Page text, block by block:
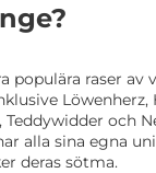
populära raser av
Löwenherz,
och
alla sina egna
deras sötma.